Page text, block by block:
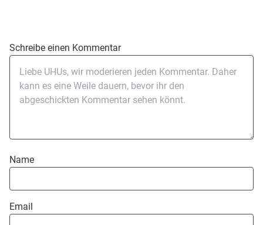
Schreibe einen Kommentar
Name
Email